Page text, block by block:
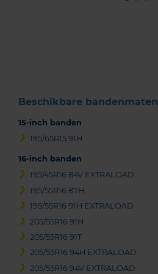
Beschikbare bandenmaten
15-inch banden
195/65R15 91H
16-inch banden
195/45R16 84V EXTRALOAD
195/55R16 87H
195/55R16 91H EXTRALOAD
205/55R16 91H
205/55R16 91T
205/55R16 94H EXTRALOAD
205/55R16 94V EXTRALOAD